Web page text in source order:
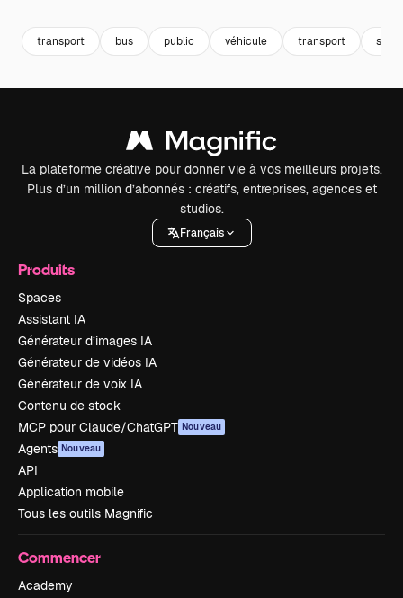
transport bus public véhicule transport
La plateforme créative pour donner vie à vos meilleurs projets.
Plus d’un million d’abonnés : créatifs, entreprises, agences et
studios.
Français
Produits
Spaces
Assistant IA
Générateur d’images IA
Générateur de vidéos IA
Générateur de voix IA
Contenu de stock
MCP pour Claude/ChatGPT Nouveau
Agents Nouveau
API
Application mobile
Tous les outils Magnific
Commencer
Academy